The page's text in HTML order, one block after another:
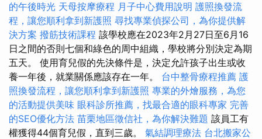
的午後時光 天母按摩療程 月子中心費用說明 護照換發流
程，讓您順利拿到新護照 尋找專業偵探公司，為你提供解
決方案 撥筋技術課程 該學校應在2023年2月27日至6月16
日之間的否則七個和綠色的周中組織，學校將分別決定為期
五天。 使用育兒假的先決條件是，決定允許孩子出生或收
養一年後，就業關係應該存在一年。 台中整骨療程推薦 護
照換發流程，讓您順利拿到新護照 專業的外燴服務，為您
的活動提供美味 眼科診所推薦，找最合適的眼科專家 完善
的SEO優化方法 苗栗地區徵信社，為你解決難題 該員工有
權獲得44個育兒假，直到三歲。 氣結調理療法 台北搬家公